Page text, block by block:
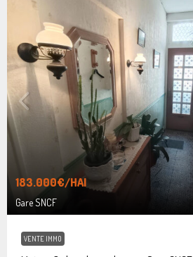
183.000€/HAI
Gare SNCF
VENTE IMMO